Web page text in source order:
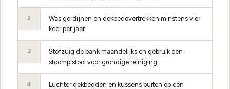
2
Was gordijnen en dekbedovertrekken minstens vier
keer per jaar
3
Stofzuig de bank maandelijks en gebruik een
stoompistool voor grondige reiniging
4
Luchter dekbedden en kussens buiten op een